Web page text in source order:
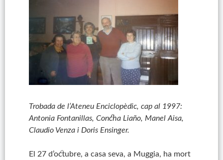
Trobada de l’Ateneu Enciclopèdic, cap al 1997:
Antonia Fontanillas, Concha Liaño, Manel Aisa,
Claudio Venza i Doris Ensinger.
El 27 d’octubre, a casa seva, a Muggia, ha mort